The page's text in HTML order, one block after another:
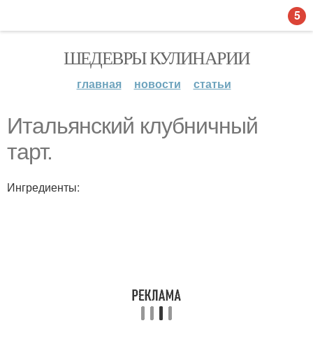
ШЕДЕВРЫ КУЛИНАРИИ
главная новости статьи
Итальянский клубничный
тарт.
Ингредиенты:
5